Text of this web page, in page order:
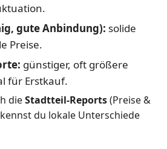
gute Anbindung): solide
Preise.
günstiger, oft größere
für Erstkauf.
dieStadtteil-Reports(Preise &
du lokale Unterschiede